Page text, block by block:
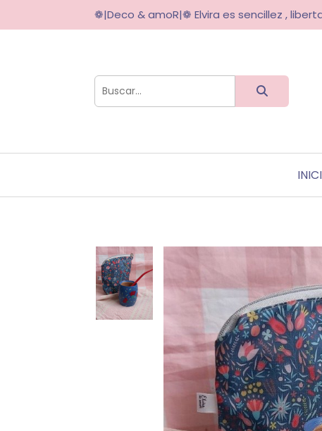
❁|Deco & amoR|❁ Elvira es sencillez ,